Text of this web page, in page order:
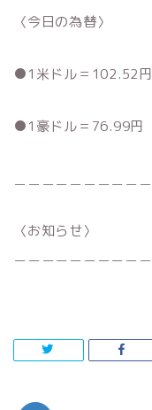
〈今日の為替〉
●1米ドル＝102.52円
●1豪ドル＝76.99円
〈お知らせ〉